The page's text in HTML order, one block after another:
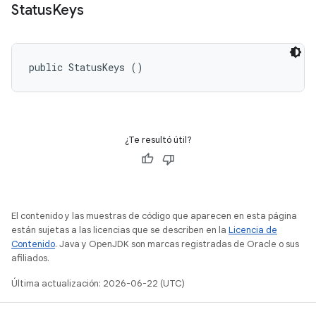
StatusKeys
public StatusKeys ()
¿Te resultó útil?
El contenido y las muestras de código que aparecen en esta página
están sujetas a las licencias que se describen en la Licencia de
Contenido. Java y OpenJDK son marcas registradas de Oracle o sus
afiliados.
Última actualización: 2026-06-22 (UTC)